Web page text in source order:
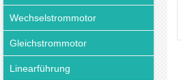
Wechselstrommotor
Gleichstrommotor
Linearführung